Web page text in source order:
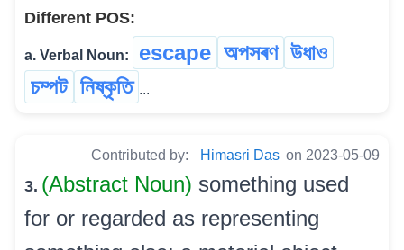
Different POS:
a. Verbal Noun: escape অপসৰণ উধাও
চম্পট নিষ্কৃতি ...
Contributed by: Himasri Das on 2023-05-09
3. (Abstract Noun) something used
for or regarded as representing